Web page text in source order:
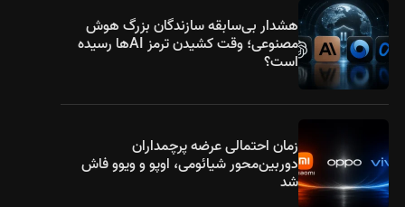
هشدار بی‌سابقه سازندگان بزرگ هوش
مصنوعی؛ وقت کشیدن ترمز AIها رسیده
است؟
زمان احتمالی عرضه پرچمداران
دوربین‌محور شیائومی، اوپو و ویوو فاش
شد